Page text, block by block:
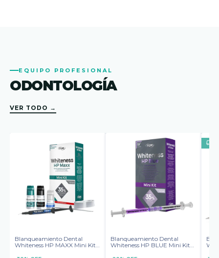
EQUIPO PROFESIONAL
ODONTOLOGÍA
VER TODO →
Blanqueamiento Dental
Whiteness HP MAXX Mini Kit 1
Blanqueamiento Dental
Whiteness HP BLUE Mini Kit